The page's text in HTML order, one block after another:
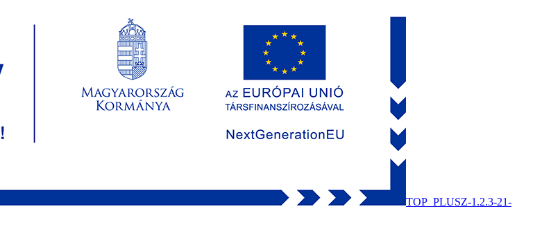
TOP_PLUSZ-1.2.3-21-